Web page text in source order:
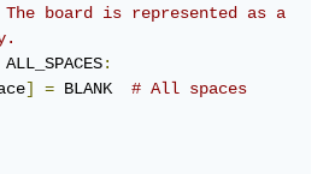
The board is represented as a
ALL_SPACES:
] = BLANK # All spaces